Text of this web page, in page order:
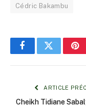
Cédric Bakambu
FacebookTwitter
ARTICLE
Cheikh Tidiane